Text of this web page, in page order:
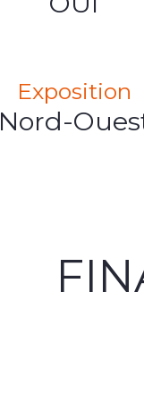
Exposition
Nord-